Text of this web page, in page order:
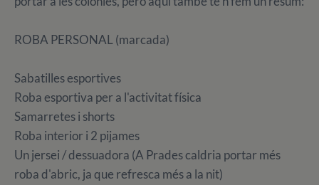
ROBA PERSONAL (marcada)
Sabatilles esportives
Roba esportiva per a l'activitat física
Samarretes i shorts
Roba interior i 2 pijames
Un jersei / dessuadora (A Prades caldria portar més
roba d'abric, ja que refresca més a la nit)